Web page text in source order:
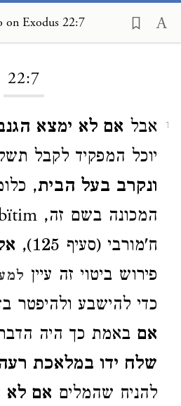
on Exodus 22:7
22:7
1 אבל אם לא ימצא
יוכל המפקיד לקבל
ונקרב בעל הבית,
ח'מורבי (סעיף 125),
פירוש ביטוי זה עיין
כדי להישבע ולהיפטר
אם באמת כך היה
שלח ידו במלאכת
להניח שהמלים אם לא